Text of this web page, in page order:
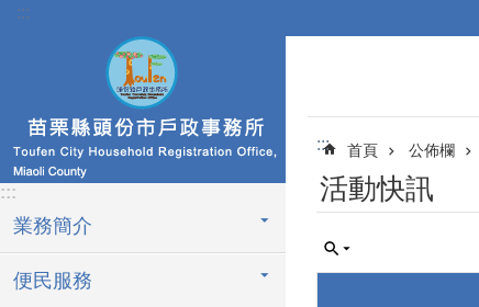
跳到主要內容區塊
:::
:::
業務簡介
便民服務
::: 首頁 公佈欄
活動快訊